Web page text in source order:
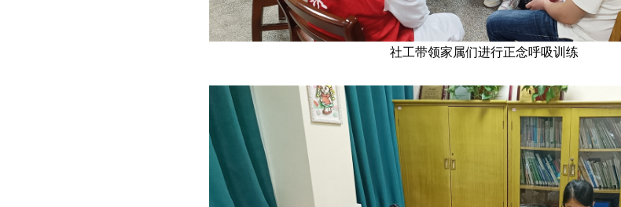
社工带领家属们进行正念呼吸训练